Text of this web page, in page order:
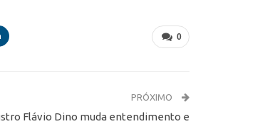
0
PRÓXIMO
Flávio Dino muda entendimento e